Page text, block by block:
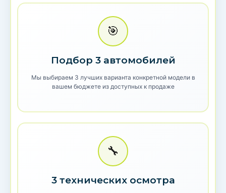
🎯
Подбор 3 автомобилей
Мы выбираем 3 лучших варианта конкретной модели в
вашем бюджете из доступных к продаже
🔧
3 технических осмотра